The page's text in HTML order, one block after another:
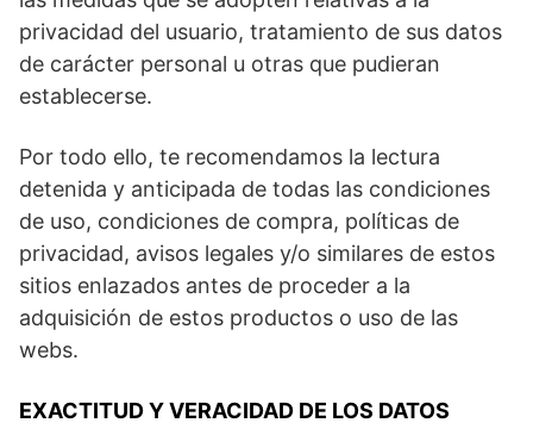
privacidad del usuario, tratamiento de sus datos
de carácter personal u otras que pudieran
establecerse.
Por todo ello, te recomendamos la lectura
detenida y anticipada de todas las condiciones
de uso, condiciones de compra, políticas de
privacidad, avisos legales y/o similares de estos
sitios enlazados antes de proceder a la
adquisición de estos productos o uso de las
webs.
EXACTITUD Y VERACIDAD DE LOS DATOS